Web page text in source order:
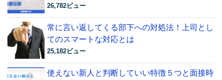
26,782ビュー
常に言い返してくる部下への対処法！上司とし
てのスマートな対応とは
25,182ビュー
使えない新人と判断していい特徴５つと面接時